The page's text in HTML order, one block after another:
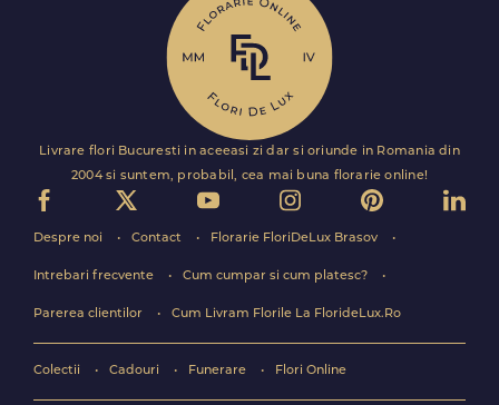
Livrare flori Bucuresti in aceeasi zi dar si oriunde in Romania din
2004 si suntem, probabil, cea mai buna florarie online!
Despre noi Contact Florarie FloriDeLux Brasov
Intrebari frecvente Cum cumpar si cum platesc?
Parerea clientilor Cum Livram Florile La FlorideLux.Ro
Colectii Cadouri Funerare Flori Online